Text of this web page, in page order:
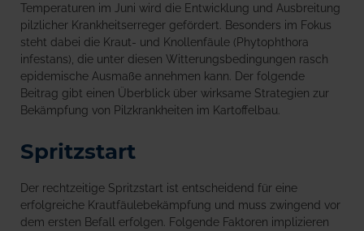
Temperaturen im Juni wird die Entwicklung und Ausbreitung
pilzlicher Krankheitserreger gefördert. Besonders im Fokus
steht dabei die Kraut- und Knollenfäule (Phytophthora
infestans), die unter diesen Witterungsbedingungen rasch
epidemische Ausmaße annehmen kann. Der folgende
Beitrag gibt einen Überblick über wirksame Strategien zur
Bekämpfung von Pilzkrankheiten im Kartoffelbau.
Spritzstart
Der rechtzeitige Spritzstart ist entscheidend für eine
erfolgreiche Krautfäulebekämpfung und muss zwingend vor
dem ersten Befall erfolgen. Folgende Faktoren implizieren